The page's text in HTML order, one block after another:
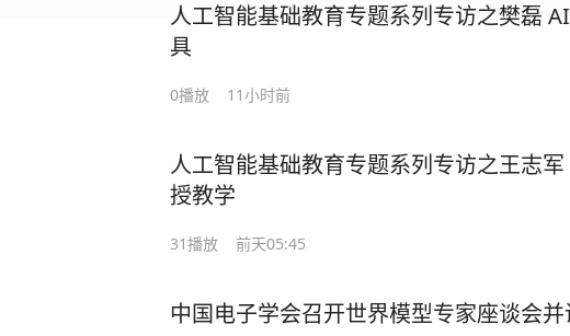
人工智能基础教育专题系列专访之樊磊
具
0播放 11小时前
人工智能基础教育专题系列专访之王志
授教学
31播放 前天05:45
中国电子学会召开世界模型专家座谈会